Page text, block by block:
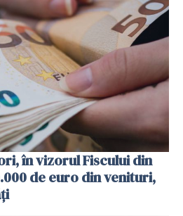
în vizorul Fiscului din
de euro din venituri,